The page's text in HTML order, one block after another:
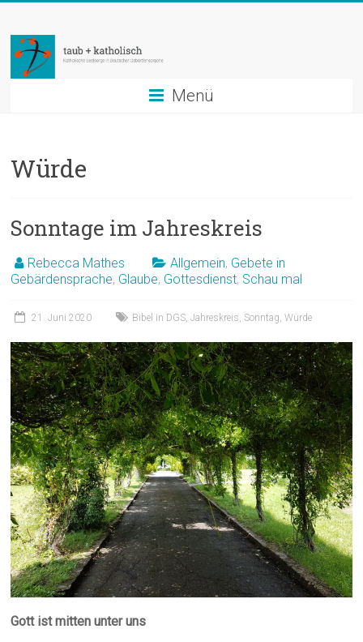
springen
taub
+
katholisch
in
Menü
Würde
Sonntage im Jahreskreis
Rebecca Mathes Allgemein, Gebete in
Gebärdensprache, Glaube, Gottesdienst, Schau mal
21. Juni 2020 Bibel in DGS ,Jahreskreis Sonntag ,Würde
Gott ist mitten unter uns